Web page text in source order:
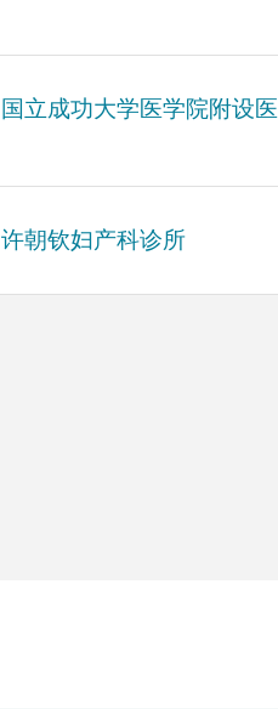
国立成功大学医学院附设
许朝钦妇产科诊所